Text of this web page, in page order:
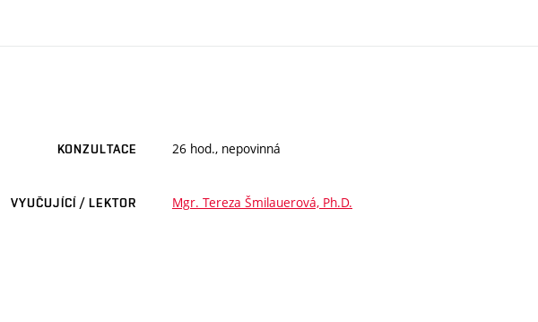
KONZULTACE 26 hod., nepovinná
VYUČUJÍCÍ / LEKTOR Mgr. Tereza Šmilauerová, Ph.D.